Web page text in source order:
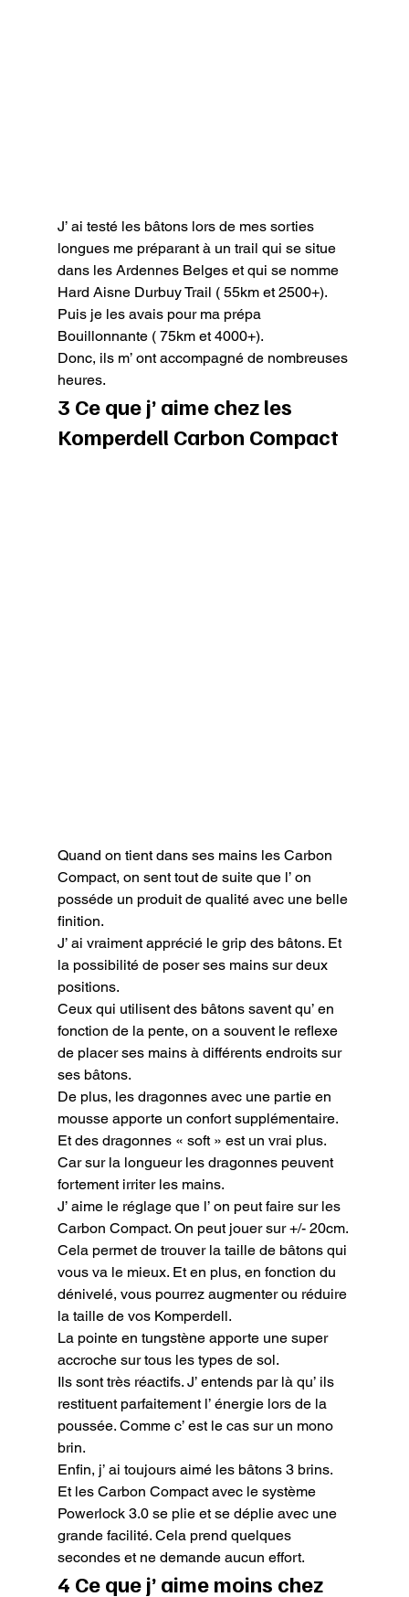
J’ ai testé les bâtons lors de mes sorties
longues me préparant à un trail qui se situe
dans les Ardennes Belges et qui se nomme
Hard Aisne Durbuy Trail ( 55km et 2500+).
Puis je les avais pour ma prépa
Bouillonnante ( 75km et 4000+).
Donc, ils m’ ont accompagné de nombreuses
heures.
3 Ce que j’ aime chez les
Komperdell Carbon Compact
Quand on tient dans ses mains les Carbon
Compact, on sent tout de suite que l’ on
posséde un produit de qualité avec une belle
finition.
J’ ai vraiment apprécié le grip des bâtons. Et
la possibilité de poser ses mains sur deux
positions.
Ceux qui utilisent des bâtons savent qu’ en
fonction de la pente, on a souvent le reflexe
de placer ses mains à différents endroits sur
ses bâtons.
De plus, les dragonnes avec une partie en
mousse apporte un confort supplémentaire.
Et des dragonnes « soft » est un vrai plus.
Car sur la longueur les dragonnes peuvent
fortement irriter les mains.
J’ aime le réglage que l’ on peut faire sur les
Carbon Compact. On peut jouer sur +/- 20cm.
Cela permet de trouver la taille de bâtons qui
vous va le mieux. Et en plus, en fonction du
dénivelé, vous pourrez augmenter ou réduire
la taille de vos Komperdell.
La pointe en tungstène apporte une super
accroche sur tous les types de sol.
Ils sont très réactifs. J’ entends par là qu’ ils
restituent parfaitement l’ énergie lors de la
poussée. Comme c’ est le cas sur un mono
brin.
Enfin, j’ ai toujours aimé les bâtons 3 brins.
Et les Carbon Compact avec le système
Powerlock 3.0 se plie et se déplie avec une
grande facilité. Cela prend quelques
secondes et ne demande aucun effort.
4 Ce que j’ aime moins chez